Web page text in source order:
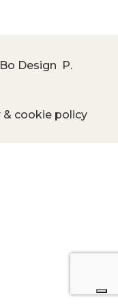
Design P.
& cookie policy